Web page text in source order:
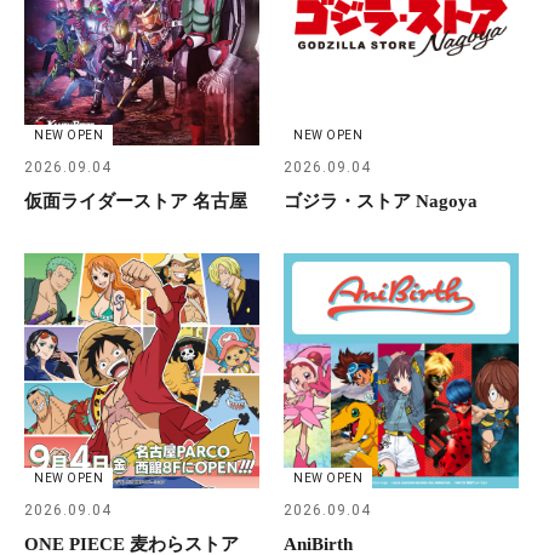
NEW OPEN
2026.09.04
仮面ライダーストア 名古屋
NEW OPEN
2026.09.04
ゴジラ・ストア Nagoya
NEW OPEN
2026.09.04
ONE PIECE 麦わらストア
NEW OPEN
2026.09.04
AniBirth